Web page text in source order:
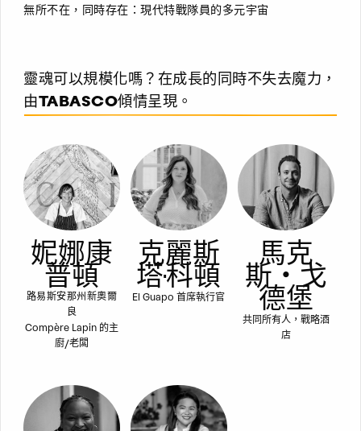
無所不在，同時存在：現代特戰隊員的多元宇宙
靈魂可以規模化嗎？在成長的同時不失去魔力，
由TABASCO傾情呈現。
妮娜康
普頓
路易斯安那州新奧爾
良
Compère Lapin 的主
廚/老闆
克麗斯
塔·科頓
El Guapo 首席執行官
馬克
斯‧戈
德堡
共同所有人，戰略酒
店